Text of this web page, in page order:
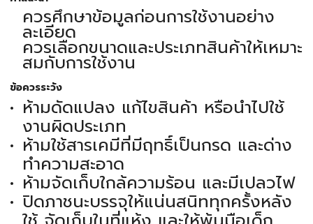
ควรศึกษาข้อมูลก่อนการใช้งานอย่าง
ละเอียด
ควรเลือกขนาดและประเภทสินค้าให้เหมาะ
สมกับการใช้งาน
ข้อควรระวัง
ห้ามดัดแปลง แก้ไขสินค้า หรือนำไปใช้
งานผิดประเภท
ห้ามใช้สารเคมีที่มีฤทธิ์เป็นกรด และด่าง
ทำความสะอาด
ห้ามจัดเก็บใกล้ความร้อน และมีเปลวไฟ
ปิดภาชนะบรรจุให้แน่นสนิททุกครั้งหลัง